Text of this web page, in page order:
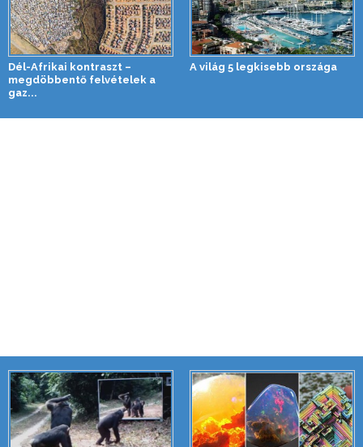
Dél-Afrikai kontraszt –
megdöbbentő felvételek a
gaz...
A világ 5 legkisebb országa